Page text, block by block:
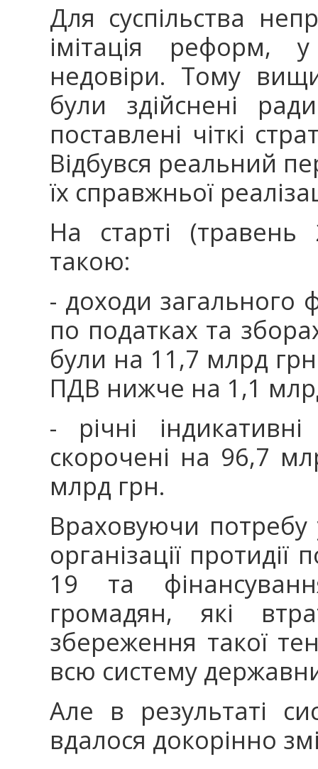
Для суспільства
імітація реформ,
недовіри. Тому
були здійснені
поставлені чіткі
Відбувся реальний
їх справжньої
На старті (травень
такою:
- доходи загального
по податках та
були на 11,7 млрд
ПДВ нижче на 1,1
- річні
скорочені на 96,7
млрд грн.
Враховуючи потребу
організації
19 та
громадян, які
збереження такої
всю систему
Але в результаті
вдалося докорінно